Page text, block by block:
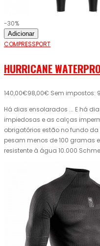
-30%
Adicionar
COMPRESSPORT
HURRICANE
140,00€98,00€ Sem impostos:
Há dias ensolarados ... E há
impiedosas e as calças
obrigatórios estão no fundo da
pesam menos de 100 gramas
resistente à água 10.000